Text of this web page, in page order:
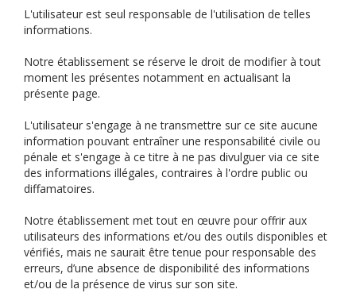
L'utilisateur est seul responsable de l'utilisation de telles
informations.
Notre établissement se réserve le droit de modifier à tout
moment les présentes notamment en actualisant la
présente page.
L'utilisateur s'engage à ne transmettre sur ce site aucune
information pouvant entraîner une responsabilité civile ou
pénale et s'engage à ce titre à ne pas divulguer via ce site
des informations illégales, contraires à l'ordre public ou
diffamatoires.
Notre établissement met tout en œuvre pour offrir aux
utilisateurs des informations et/ou des outils disponibles et
vérifiés, mais ne saurait être tenue pour responsable des
erreurs, d’une absence de disponibilité des informations
et/ou de la présence de virus sur son site.